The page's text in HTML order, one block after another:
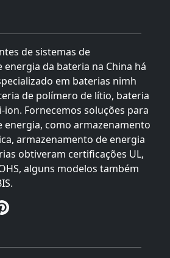
de sistemas de
da bateria na China há
em baterias nimh
de polímero de lítio, bateria
ion. Fornecemos soluções para
energia, como armazenamento
armazenamento de energia
obtiveram certificações UL,
alguns modelos também